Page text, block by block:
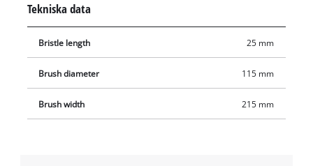
arbetsbredden är 215 mm. Fler borstar för PICOBELLA från
Tekniska data
Bristle length 25 mm
Brush diameter 115 mm
Brush width 215 mm